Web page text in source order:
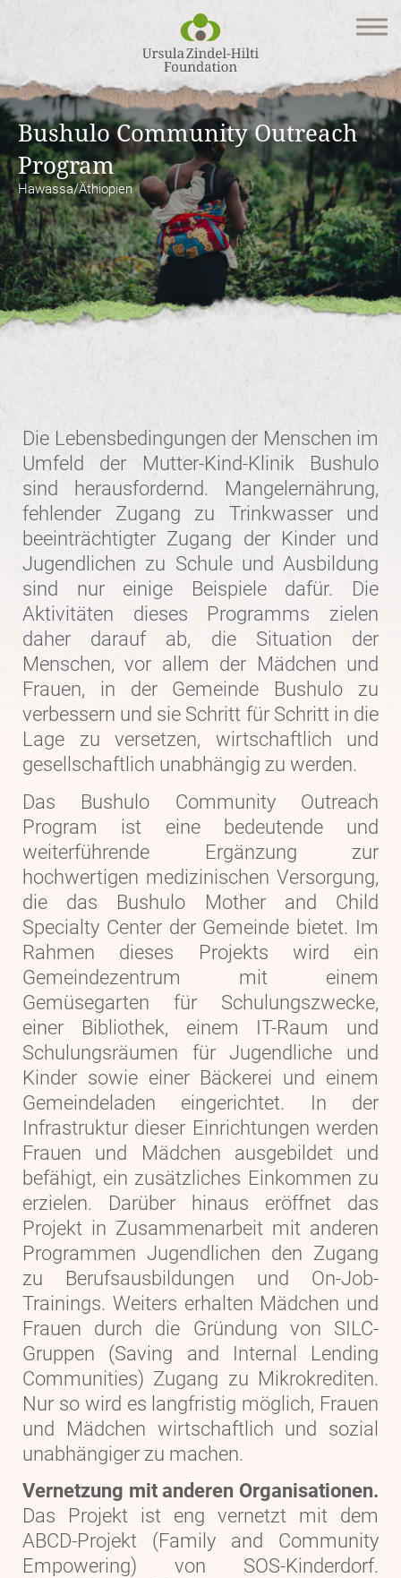
Home
Stiftung
Projekte
Kontakt
DEUTSCH | ENGLISH
Bushulo Community Outreach
Program
Hawassa/Äthiopien
Die Lebensbedingungen der Menschen im
Umfeld der Mutter-Kind-Klinik Bushulo
sind herausfordernd. Mangelernährung,
fehlender Zugang zu Trinkwasser und
beeinträchtigter Zugang der Kinder und
Jugendlichen zu Schule und Ausbildung
sind nur einige Beispiele dafür. Die
Aktivitäten dieses Programms zielen
daher darauf ab, die Situation der
Menschen, vor allem der Mädchen und
Frauen, in der Gemeinde Bushulo zu
verbessern und sie Schritt für Schritt in die
Lage zu versetzen, wirtschaftlich und
gesellschaftlich unabhängig zu werden.
Das Bushulo Community Outreach
Program ist eine bedeutende und
weiterführende Ergänzung zur
hochwertigen medizinischen Versorgung,
die das Bushulo Mother and Child
Specialty Center der Gemeinde bietet. Im
Rahmen dieses Projekts wird ein
Gemeindezentrum mit einem
Gemüsegarten für Schulungszwecke,
einer Bibliothek, einem IT-Raum und
Schulungsräumen für Jugendliche und
Kinder sowie einer Bäckerei und einem
Gemeindeladen eingerichtet. In der
Infrastruktur dieser Einrichtungen werden
Frauen und Mädchen ausgebildet und
befähigt, ein zusätzliches Einkommen zu
erzielen. Darüber hinaus eröffnet das
Projekt in Zusammenarbeit mit anderen
Programmen Jugendlichen den Zugang
zu Berufsausbildungen und On-Job-
Trainings. Weiters erhalten Mädchen und
Frauen durch die Gründung von SILC-
Gruppen (Saving and Internal Lending
Communities) Zugang zu Mikrokrediten.
Nur so wird es langfristig möglich, Frauen
und Mädchen wirtschaftlich und sozial
unabhängiger zu machen.
Vernetzung mit anderen Organisationen.
Das Projekt ist eng vernetzt mit dem
ABCD-Projekt (Family and Community
Empowering) von SOS-Kinderdorf.